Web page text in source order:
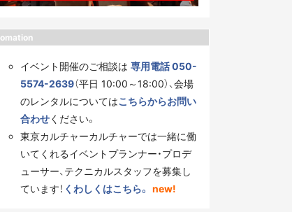
イベント開催のご相談は 専用電話 050-
5574-2639（平日 10:00～18:00）、会場
のレンタルについてはこちらからお問い
合わせください。
東京カルチャーカルチャーでは一緒に働
いてくれるイベントプランナー・プロデ
ューサー、テクニカルスタッフを募集し
ています！ くわしくはこちら。 new!